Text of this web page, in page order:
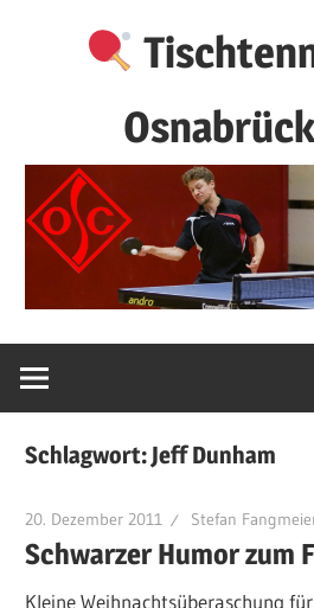
Schlagwort: Jeff Dunham
20. Dezember 2011 Stefan
Schwarzer Humor zum
Kleine Weihnachtsüberaschung